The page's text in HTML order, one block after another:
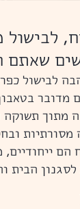
לבישול
שאתם
לבישול
מדובר
מתוך תשוקה
מסורתיות
הם
הבית